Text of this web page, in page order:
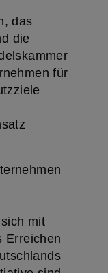
das
die
für
mit
Erreichen